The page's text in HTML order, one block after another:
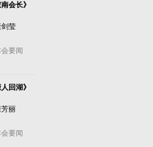
会长》
剑莹
要闻
回湖》
芳丽
要闻